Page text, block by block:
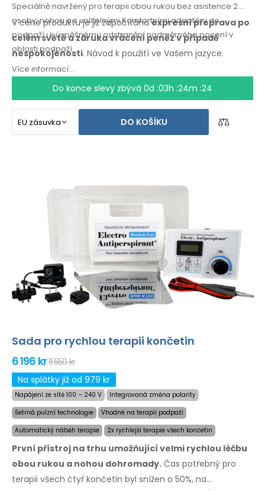
Speciálně navržený pro terapii obou rukou bez asistence 2.
osoby, nohou a s volitelnými Komfortními adaptéry do
podpaží i k úspěšnému odstranění nadměrného pocení v
oblasti podpaží.
V ceně produktu je již započítánaexpresní přeprava po
celém světěa zárukavrácení penězv případě
nespokojenosti. Návod k použití ve Vašem jazyce.
Více informací...
Do konce slevy zbývá 0d :03h :24m :24
DO KOŠÍKU
Sada pro rychlou terapii končetin
6 196 kr11 550 kr
Na splátky již od 979 kr
Napájení ze sítě 100 – 240 V
Integrovaná změna polarity
Šetrná pulzní technologie
Vhodné na terapii podpaží
Automatický náběh terapie
2x rychlejší terapie všech končetin
První přístroj na trhu umožňující velmi rychlou léčbu
obou rukou a nohou dohromady. Čas potřebný pro
terapii všech čtyř končetin byl snížen o 50%, na